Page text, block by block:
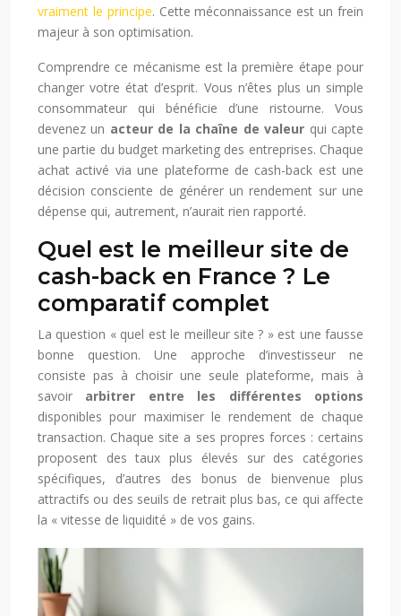
vraiment le principe. Cette méconnaissance est un frein
majeur à son optimisation.
Comprendre ce mécanisme est la première étape pour
changer votre état d’esprit. Vous n’êtes plus un simple
consommateur qui bénéficie d’une ristourne. Vous
devenez un acteur de la chaîne de valeur qui capte
une partie du budget marketing des entreprises. Chaque
achat activé via une plateforme de cash-back est une
décision consciente de générer un rendement sur une
dépense qui, autrement, n’aurait rien rapporté.
Quel est le meilleur site de
cash-back en France ? Le
comparatif complet
La question « quel est le meilleur site ? » est une fausse
bonne question. Une approche d’investisseur ne
consiste pas à choisir une seule plateforme, mais à
savoir arbitrer entre les différentes options
disponibles pour maximiser le rendement de chaque
transaction. Chaque site a ses propres forces : certains
proposent des taux plus élevés sur des catégories
spécifiques, d’autres des bonus de bienvenue plus
attractifs ou des seuils de retrait plus bas, ce qui affecte
la « vitesse de liquidité » de vos gains.